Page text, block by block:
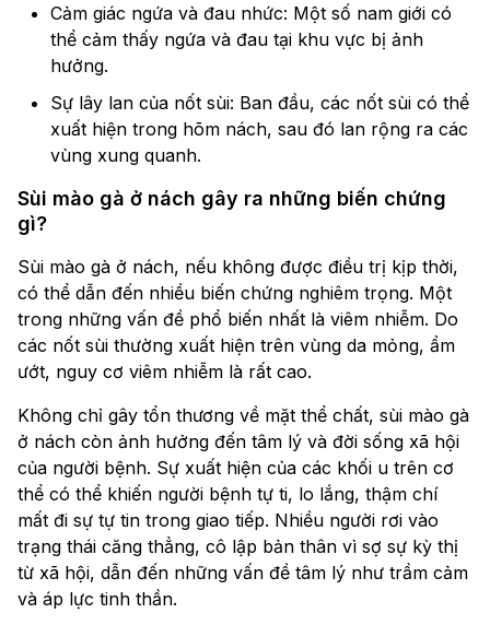
Cảm giác ngứa và đau nhức: Một số nam giới có
thể cảm thấy ngứa và đau tại khu vực bị ảnh
hưởng.
Sự lây lan của nốt sùi: Ban đầu, các nốt sùi có thể
xuất hiện trong hõm nách, sau đó lan rộng ra các
vùng xung quanh.
Sùi mào gà ở nách gây ra những biến chứng
gì?
Sùi mào gà ở nách, nếu không được điều trị kịp thời,
có thể dẫn đến nhiều biến chứng nghiêm trọng. Một
trong những vấn đề phổ biến nhất là viêm nhiễm. Do
các nốt sùi thường xuất hiện trên vùng da mỏng, ẩm
ướt, nguy cơ viêm nhiễm là rất cao.
Không chỉ gây tổn thương về mặt thể chất, sùi mào gà
ở nách còn ảnh hưởng đến tâm lý và đời sống xã hội
của người bệnh. Sự xuất hiện của các khối u trên cơ
thể có thể khiến người bệnh tự ti, lo lắng, thậm chí
mất đi sự tự tin trong giao tiếp. Nhiều người rơi vào
trạng thái căng thẳng, cô lập bản thân vì sợ sự kỳ thị
từ xã hội, dẫn đến những vấn đề tâm lý như trầm cảm
và áp lực tinh thần.